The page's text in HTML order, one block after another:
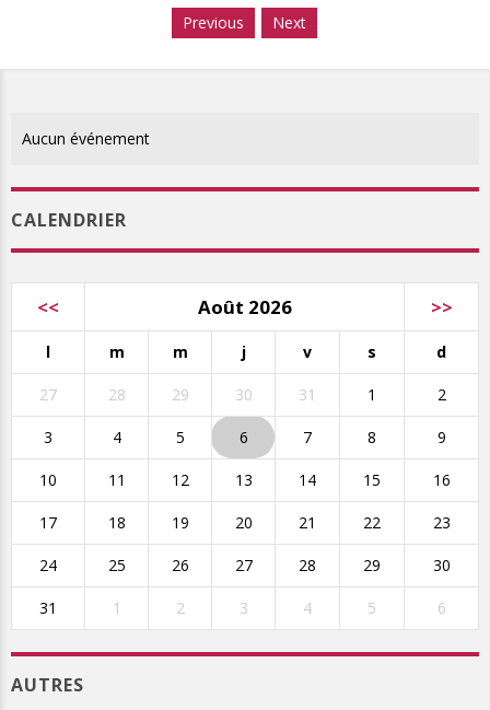
Previous Next
Aucun événement
CALENDRIER
<< Août 2026 >>
l m m j v s d
27 28 29 30 31 1 2
3 4 5 6 7 8 9
10 11 12 13 14 15 16
17 18 19 20 21 22 23
24 25 26 27 28 29 30
31 1 2 3 4 5 6
AUTRES